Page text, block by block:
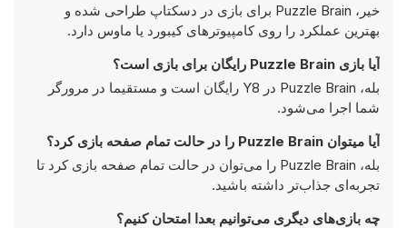
خیر، Puzzle Brain برای بازی در دسکتاپ طراحی شده و
بهترین عملکرد را روی کامپیوتر‌های کیبورد یا ماوس دارد.
آیا بازی Puzzle Brain رایگان برای بازی است؟
بله، Puzzle Brain در Y8 رایگان است و مستقیما در مرورگر
شما اجرا می‌شود.
آیا میتوان Puzzle Brain را در حالت تمام صفحه بازی کرد؟
بله، Puzzle Brain را می‌توان در حالت تمام صفحه بازی کرد تا
تجربه‌ای جذاب‌تر داشته باشید.
چه بازی‌های دیگری می‌توانیم بعدا امتحان کنیم؟